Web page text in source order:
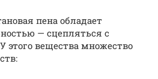
пена обладает
— сцепляться с
вещества множество